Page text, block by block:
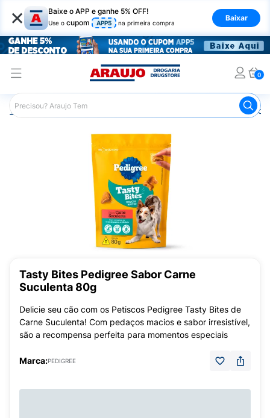
× Baixe o APP e ganhe 5% OFF!
Use o cupom APP5 na primeira compra
Baixar
0
Araujo Pet Shop Petiscos para Cachorro
Tasty Bites Pedigree Sabor Carne
Suculenta 80g
Delicie seu cão com os Petiscos Pedigree Tasty Bites de
Carne Suculenta! Com pedaços macios e sabor irresistível,
são a recompensa perfeita para momentos especiais
Marca:PEDIGREE